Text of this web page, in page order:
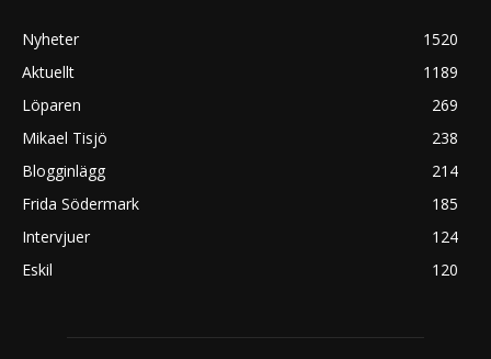
Nyheter
1520
Aktuellt
1189
Löparen
269
Mikael Tisjö
238
Blogginlägg
214
Frida Södermark
185
Intervjuer
124
Eskil
120